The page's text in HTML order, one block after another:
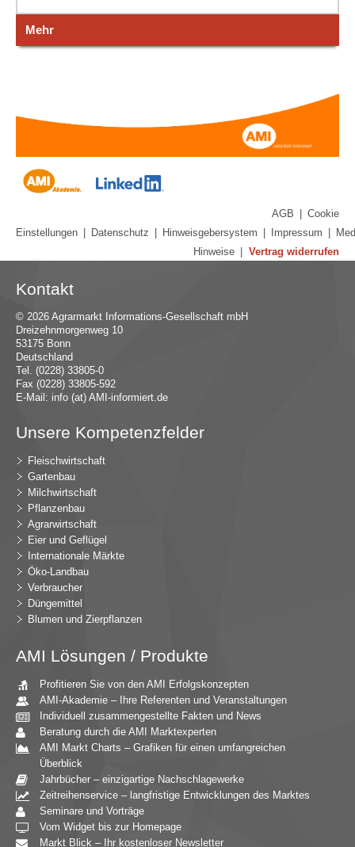
Mehr
AGB
Cookie
Einstellungen
Datenschutz Hinweisgebersystem Impressum
Hinweise
Vertrag widerrufen
Kontakt
© 2026 Agrarmarkt Informations-Gesellschaft mbH
Dreizehnmorgenweg 10
53175 Bonn
Deutschland
Tel. (0228) 33805-0
Fax (0228) 33805-592
E-Mail: info (at) AMI-informiert.de
Unsere Kompetenzfelder
Fleischwirtschaft
Gartenbau
Milchwirtschaft
Pflanzenbau
Agrarwirtschaft
Eier und Geflügel
Internationale Märkte
Öko-Landbau
Verbraucher
Düngemittel
Blumen und Zierpflanzen
AMI Lösungen / Produkte
Profitieren Sie von den AMI Erfolgskonzepten
AMI-Akademie – Ihre Referenten und Veranstaltungen
Individuell zusammengestellte Fakten und News
Beratung durch die AMI Marktexperten
AMI Markt Charts – Grafiken für einen umfangreichen
Überblick
Jahrbücher – einzigartige Nachschlagewerke
Zeitreihenservice – langfristige Entwicklungen des Marktes
Seminare und Vorträge
Vom Widget bis zur Homepage
Markt Blick – Ihr kostenloser Newsletter